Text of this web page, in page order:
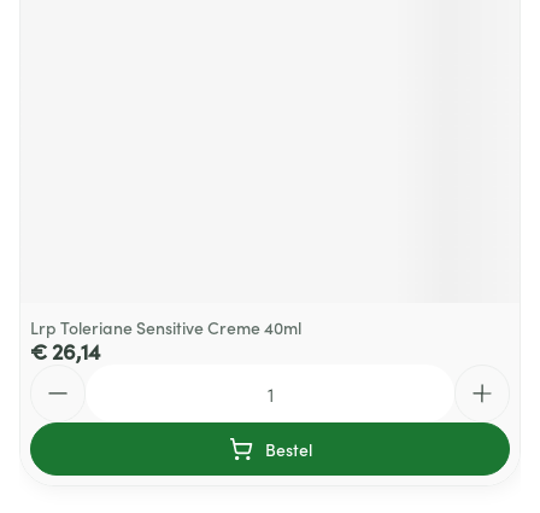
Lrp Toleriane Sensitive Creme 40ml
€ 26,14
Bestel